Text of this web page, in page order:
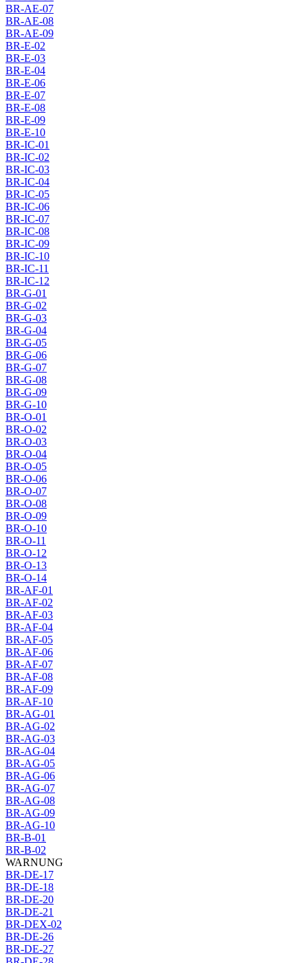
BR-AE-07
BR-AE-08
BR-AE-09
BR-E-02
BR-E-03
BR-E-04
BR-E-06
BR-E-07
BR-E-08
BR-E-09
BR-E-10
BR-IC-01
BR-IC-02
BR-IC-03
BR-IC-04
BR-IC-05
BR-IC-06
BR-IC-07
BR-IC-08
BR-IC-09
BR-IC-10
BR-IC-11
BR-IC-12
BR-G-01
BR-G-02
BR-G-03
BR-G-04
BR-G-05
BR-G-06
BR-G-07
BR-G-08
BR-G-09
BR-G-10
BR-O-01
BR-O-02
BR-O-03
BR-O-04
BR-O-05
BR-O-06
BR-O-07
BR-O-08
BR-O-09
BR-O-10
BR-O-11
BR-O-12
BR-O-13
BR-O-14
BR-AF-01
BR-AF-02
BR-AF-03
BR-AF-04
BR-AF-05
BR-AF-06
BR-AF-07
BR-AF-08
BR-AF-09
BR-AF-10
BR-AG-01
BR-AG-02
BR-AG-03
BR-AG-04
BR-AG-05
BR-AG-06
BR-AG-07
BR-AG-08
BR-AG-09
BR-AG-10
BR-B-01
BR-B-02
WARNUNG
BR-DE-17
BR-DE-18
BR-DE-20
BR-DE-21
BR-DEX-02
BR-DE-26
BR-DE-27